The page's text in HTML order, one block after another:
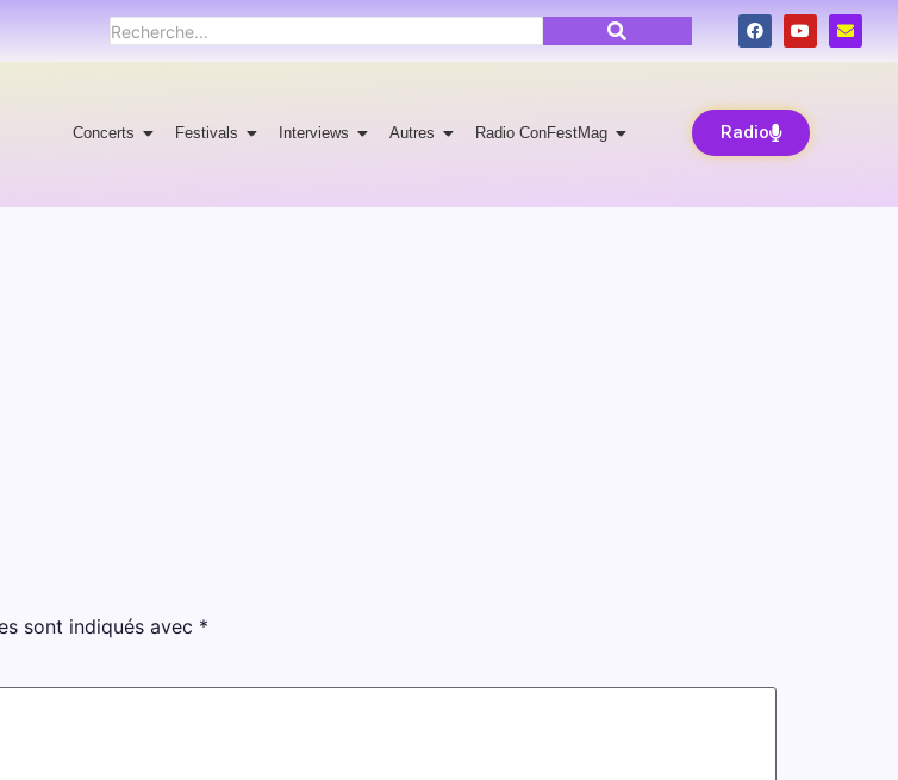
Concerts Festivals Interviews Autres Radio ConFestMag Radio
sont indiqués avec *